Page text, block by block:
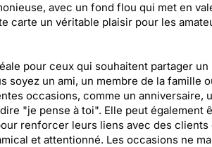
avec un fond flou qui met en
carte un véritable plaisir pour les
pour ceux qui souhaitent partager un
soyez un ami, un membre de la famille
occasions, comme un anniversaire,
"je pense à toi". Elle peut également
renforcer leurs liens avec des clients
et attentionné. Les occasions ne